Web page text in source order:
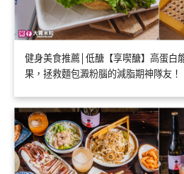
健身美食推薦│低醣【享喫醣】高蛋白
果，拯救麵包澱粉腦的減脂期神隊友！